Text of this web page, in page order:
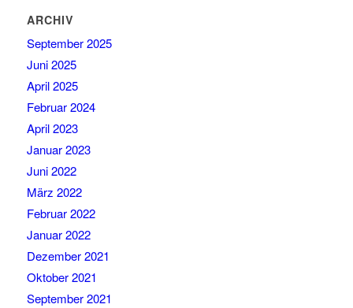
ARCHIV
September 2025
Juni 2025
April 2025
Februar 2024
April 2023
Januar 2023
Juni 2022
März 2022
Februar 2022
Januar 2022
Dezember 2021
Oktober 2021
September 2021